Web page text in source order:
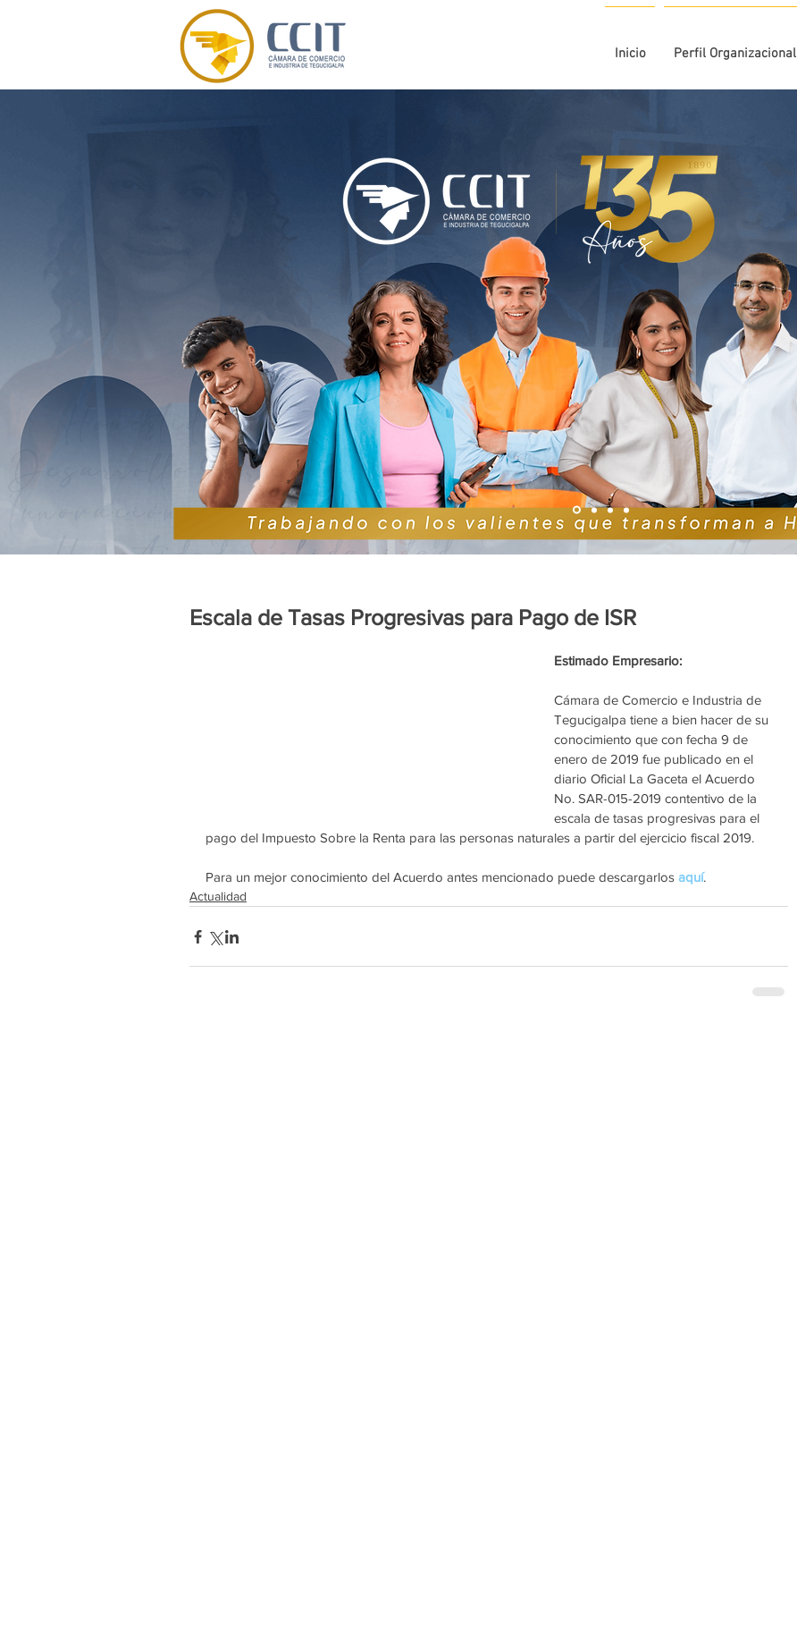
Inicio Perfil Organizacional
Escala de Tasas Progresivas para Pago de ISR
Estimado Empresario:
Cámara de Comercio e Industria de
Tegucigalpa tiene a bien hacer de su
conocimiento que con fecha 9 de
enero de 2019 fue publicado en el
diario Oficial La Gaceta el Acuerdo
No. SAR-015-2019 contentivo de la
escala de tasas progresivas para el
pago del Impuesto Sobre la Renta para las personas naturales a partir del ejercicio fiscal 2019.
Para un mejor conocimiento del Acuerdo antes mencionado puede descargarlos aquí.
Actualidad